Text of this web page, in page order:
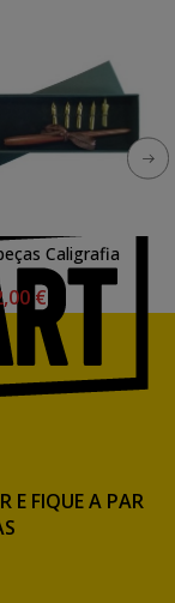
Caligrafia
€
E FIQUE A PAR